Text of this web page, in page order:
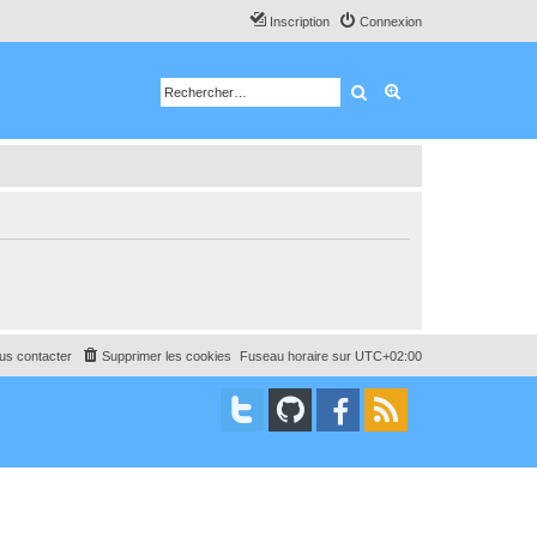
Connexion
Inscription
Rechercher
Fuseau horaire sur UTC+02:00
Supprimer les cookies
contacter